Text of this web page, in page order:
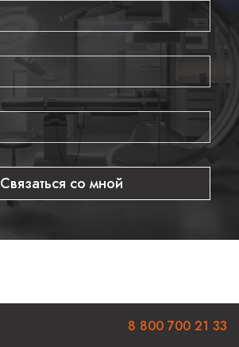
Связаться со мной
8 800 700 21 33